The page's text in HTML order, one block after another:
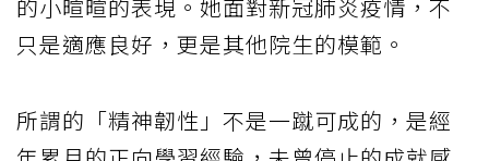
的小暄暄的表現。她面對新冠肺炎疫情，不
只是適應良好，更是其他院生的模範。
所謂的「精神韌性」不是一蹴可成的，是經